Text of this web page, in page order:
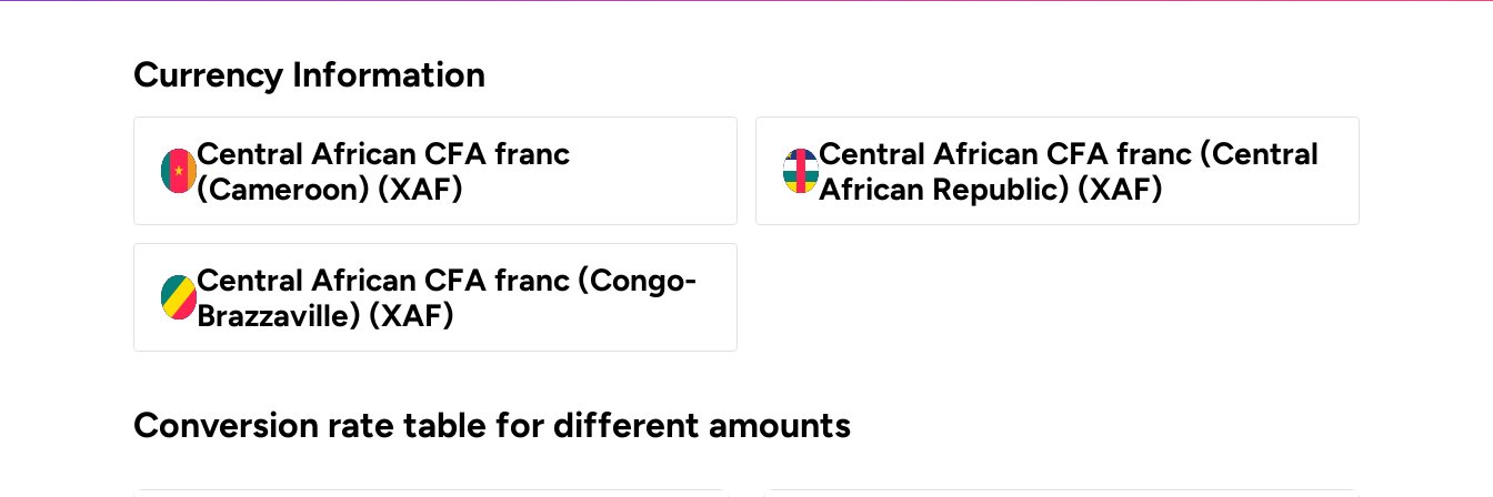
Currency Information
Central African CFA franc
(Cameroon) (XAF)
Central African CFA franc (Central
African Republic) (XAF)
Central African CFA franc (Congo-
Brazzaville) (XAF)
Conversion rate table for different amounts